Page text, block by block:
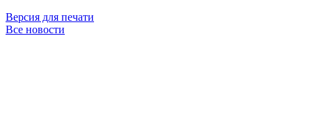
Версия для печати
Все новости